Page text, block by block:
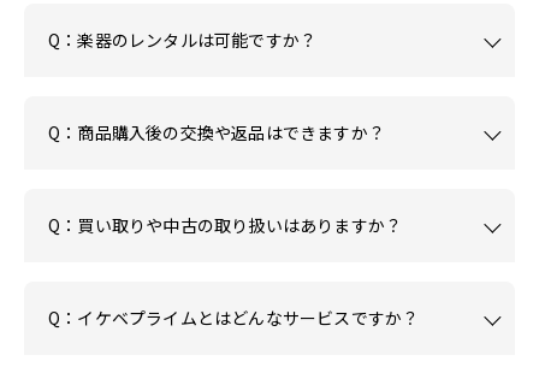
Q：楽器のレンタルは可能ですか？
Q：商品購入後の交換や返品はできますか？
Q：買い取りや中古の取り扱いはありますか？
Q：イケベプライムとはどんなサービスですか？